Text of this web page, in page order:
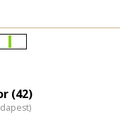
nagyítása
(42)